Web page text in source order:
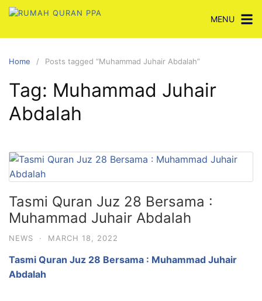
Skip
content
MENU
Home Posts tagged “Muhammad Juhair Abdalah”
Tag: Muhammad Juhair
Abdalah
Tasmi Quran Juz 28 Bersama :
Muhammad Juhair Abdalah
NEWS · MARCH 18, 2022
Tasmi Quran Juz 28 Bersama : Muhammad Juhair
Abdalah